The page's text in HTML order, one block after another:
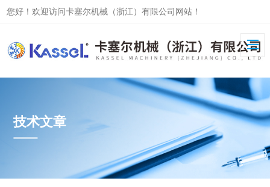
您好！欢迎访问卡塞尔机械（浙江）有限公司网站！
技术文章